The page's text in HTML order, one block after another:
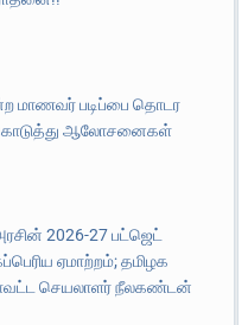
மாணவர் படிப்பை தொடர
கொடுத்து ஆலோசனைகள்
2026-27 பட்ஜெட்
ஏமாற்றம்; தமிழக
செயலாளர் நீலகண்டன்